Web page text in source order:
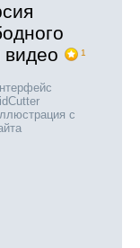
видео
1
с